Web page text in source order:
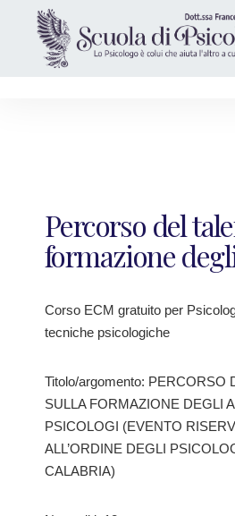
Percorso del
formazione
Corso ECM gratuito per
tecniche psicologiche
Titolo/argomento: PERCORSO
SULLA FORMAZIONE DEGLI
PSICOLOGI (EVENTO
ALL’ORDINE DEGLI
CALABRIA)